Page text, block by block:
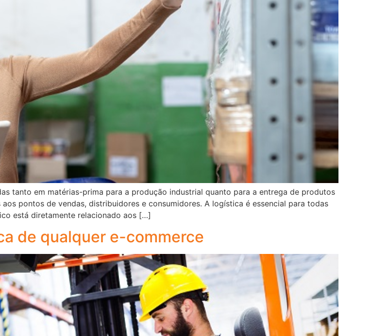
tanto em matérias-prima para a produção industrial quanto para a entrega de produtos
pontos de vendas, distribuidores e consumidores. A logística é essencial para todas
está diretamente relacionado aos […]
de qualquer e-commerce